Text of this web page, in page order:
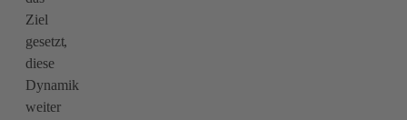
Ziel
gesetzt,
diese
Dynamik
weiter